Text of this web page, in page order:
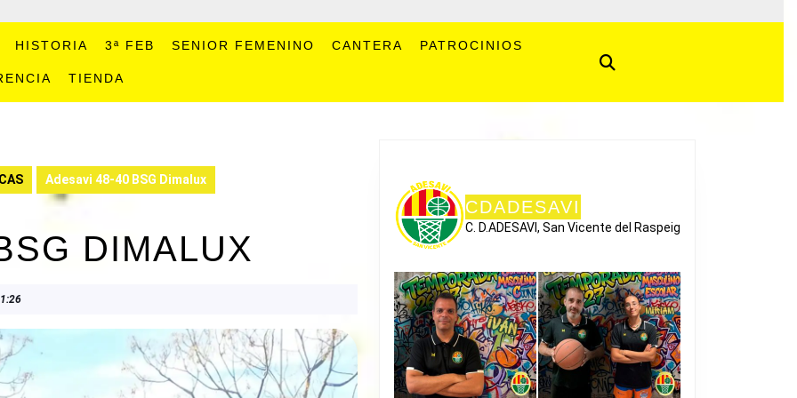
HISTORIA 3ª FEB SENIOR FEMENINO CANTERA PATROCINIOS
TIENDA
Adesavi 48-40 BSG Dimalux
DIMALUX
CDADESAVI
C. D.ADESAVI, San Vicente del Raspeig